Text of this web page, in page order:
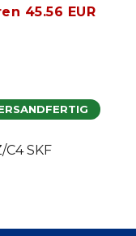
45.56 EUR
SKF